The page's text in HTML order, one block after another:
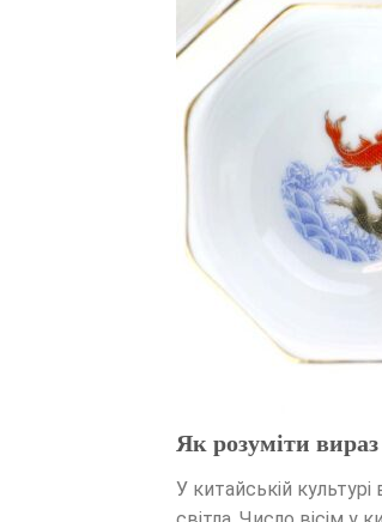
Як розуміти вираз
У китайській